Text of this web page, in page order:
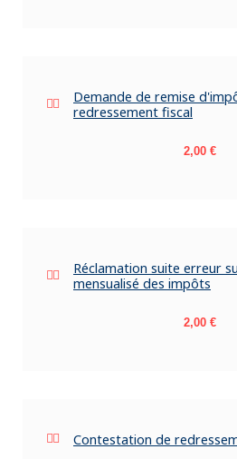
Demande de remise
redressement fiscal
Prix
2,00 €
Réclamation suite erreur
mensualisé des impôts
Prix
2,00 €
Contestation de